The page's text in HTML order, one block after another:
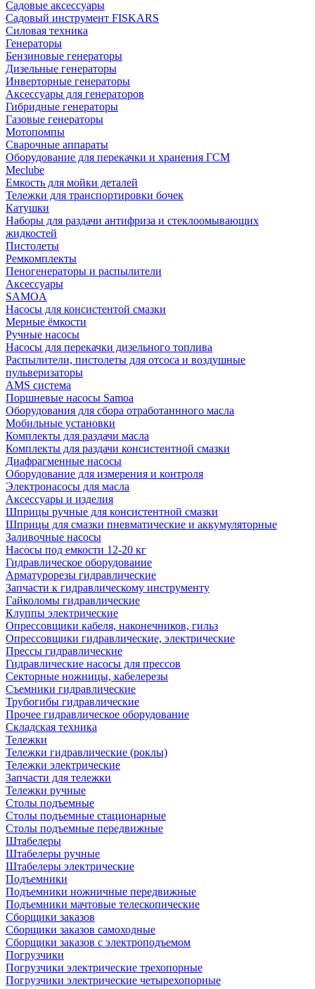
Садовые аксессуары
Садовый инструмент FISKARS
Силовая техника
Генераторы
Бензиновые генераторы
Дизельные генераторы
Инверторные генераторы
Аксессуары для генераторов
Гибридные генераторы
Газовые генераторы
Мотопомпы
Сварочные аппараты
Оборудование для перекачки и хранения ГСМ
Meclube
Емкость для мойки деталей
Тележки для транспортировки бочек
Катушки
Наборы для раздачи антифриза и стеклоомывающих
жидкостей
Пистолеты
Ремкомплекты
Пеногенераторы и распылители
Аксессуары
SAMOA
Насосы для консистентой смазки
Мерные ёмкости
Ручные насосы
Насосы для перекачки дизельного топлива
Распылители, пистолеты для отсоса и воздушные
пульверизаторы
AMS система
Поршневые насосы Samoa
Оборудования для сбора отработаннного масла
Мобильные установки
Комплекты для раздачи масла
Комплекты для раздачи консистентной смазки
Диафрагменные насосы
Оборудование для измерения и контроля
Электронасосы для масла
Аксессуары и изделия
Шприцы ручные для консистентной смазки
Шприцы для смазки пневматические и аккумуляторные
Заливочные насосы
Насосы под емкости 12-20 кг
Гидравлическое оборудование
Арматурорезы гидравлические
Запчасти к гидравлическому инструменту
Гайколомы гидравлические
Клуппы электрические
Опрессовщики кабеля, наконечников, гильз
Опрессовщики гидравлические, электрические
Прессы гидравлические
Гидравлические насосы для прессов
Секторные ножницы, кабелерезы
Съемники гидравлические
Трубогибы гидравлические
Прочее гидравлическое оборудование
Складская техника
Тележки
Тележки гидравлические (роклы)
Тележки электрические
Запчасти для тележки
Тележки ручные
Столы подъемные
Столы подъемные стационарные
Столы подъемные передвижные
Штабелеры
Штабелеры ручные
Штабелеры электрические
Подъемники
Подъемники ножничные передвижные
Подъемники мачтовые телескопические
Сборщики заказов
Сборщики заказов самоходные
Сборщики заказов с электроподъемом
Погрузчики
Погрузчики электрические трехопорные
Погрузчики электрические четырехопорные